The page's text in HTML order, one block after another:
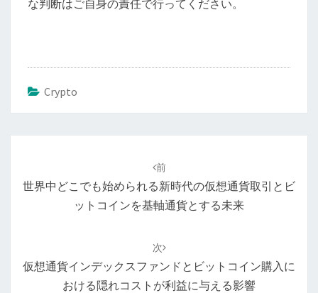
な判断はご自身の責任で行ってください。
Crypto
ナ
ョ
前
世界中どこでも始められる新時代の仮想通貨取引とビ
ットコインを基軸通貨とする未来
次
仮想通貨インデックスファンドとビットコイン購入に
おける隠れコストが利益に与える影響